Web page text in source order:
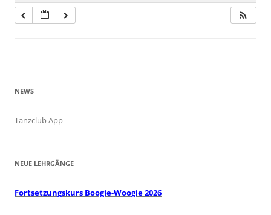
NEWS
Tanzclub App
NEUE LEHRGÄNGE
Fortsetzungskurs Boogie-Woogie 2026